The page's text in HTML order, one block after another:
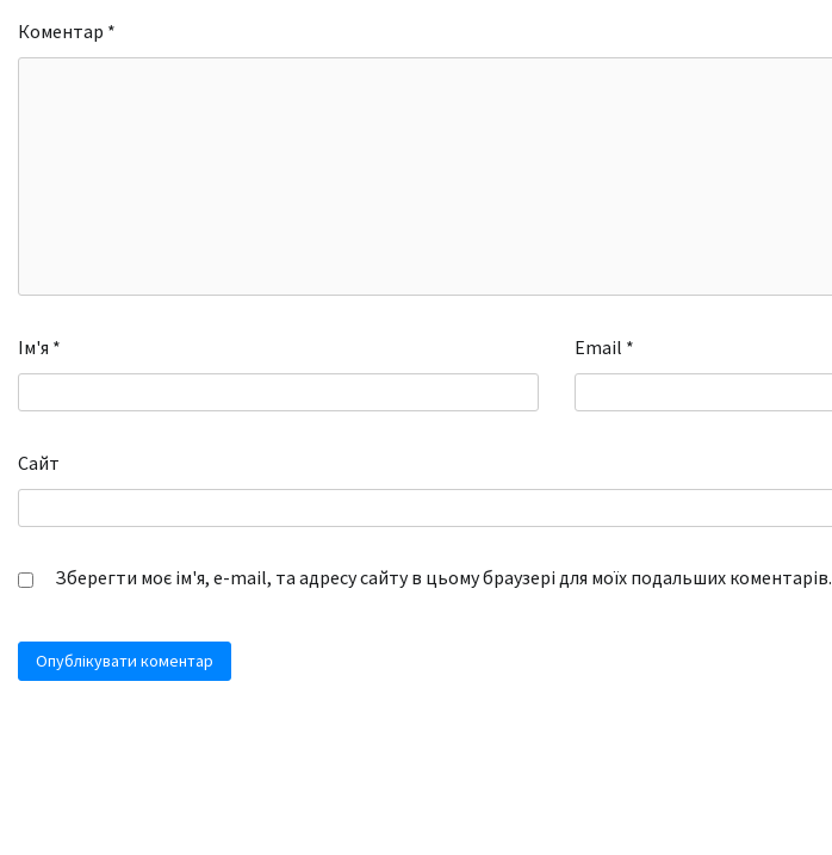
Коментар *
Ім'я * Email *
Сайт
Зберегти моє ім'я, e-mail, та адресу сайту в цьому браузері для моїх подальших коментарів.